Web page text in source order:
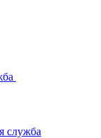
служба